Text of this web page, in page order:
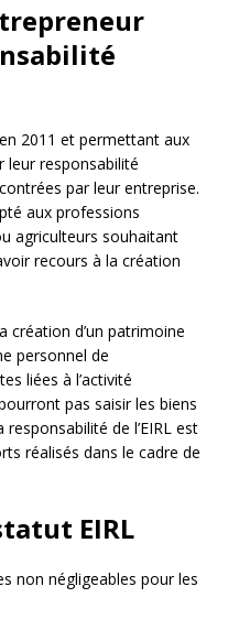
2011 et permettant aux
leur responsabilité
par leur entreprise.
aux professions
agriculteurs souhaitant
recours à la création
création d’un patrimoine
personnel de
liées à l’activité
pas saisir les biens
de l’EIRL est
réalisés dans le cadre de
EIRL
non négligeables pour les